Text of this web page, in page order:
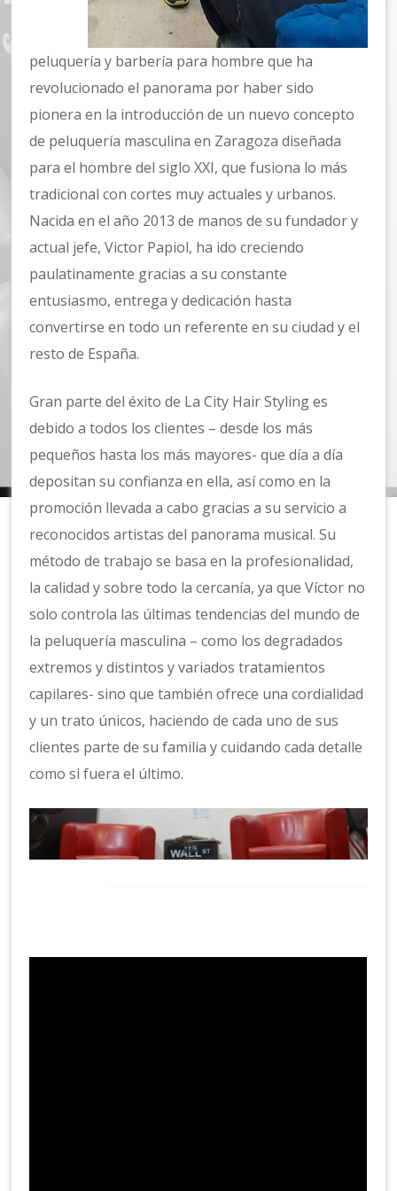
peluquería y barbería para hombre que ha
revolucionado el panorama por haber sido
pionera en la introducción de un nuevo concepto
de peluquería masculina en Zaragoza diseñada
para el hombre del siglo XXI, que fusiona lo más
tradicional con cortes muy actuales y urbanos.
Nacida en el año 2013 de manos de su fundador y
actual jefe, Victor Papiol, ha ido creciendo
paulatinamente gracias a su constante
entusiasmo, entrega y dedicación hasta
convertirse en todo un referente en su ciudad y el
resto de España.
Gran parte del éxito de La City Hair Styling es
debido a todos los clientes – desde los más
pequeños hasta los más mayores- que día a día
depositan su confianza en ella, así como en la
promoción llevada a cabo gracias a su servicio a
reconocidos artistas del panorama musical. Su
método de trabajo se basa en la profesionalidad,
la calidad y sobre todo la cercanía, ya que Víctor no
solo controla las últimas tendencias del mundo de
la peluquería masculina – como los degradados
extremos y distintos y variados tratamientos
capilares- sino que también ofrece una cordialidad
y un trato únicos, haciendo de cada uno de sus
clientes parte de su familia y cuidando cada detalle
como si fuera el último.